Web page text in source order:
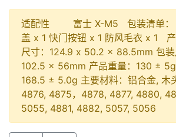
适配性 富士 X-M5 包装清单：
盖 x 1 快门按钮 x 1 防风毛衣 x 1
尺寸：124.9 x 50.2 x 88.5mm 包
102.5 x 56mm 产品重量：130 ± 5g
168.5 ± 5.0g 主要材料：铝合金,
4876, 4875，4878, 4877, 4880,
5055, 4881, 4882, 5057, 5056